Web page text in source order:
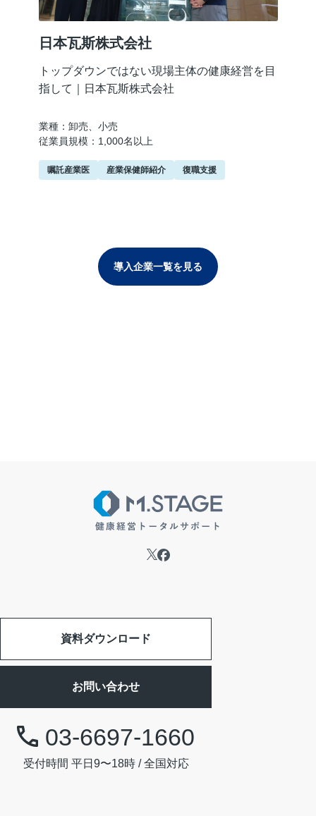
日本瓦斯株式会社
トップダウンではない現場主体の健康経営を目
指して｜日本瓦斯株式会社
業種：卸売、小売
従業員規模：1,000名以上
嘱託産業医 産業保健師紹介 復職支援
導入企業一覧を見る
資料ダウンロード
お問い合わせ
03-6697-1660
受付時間 平日9〜18時 / 全国対応